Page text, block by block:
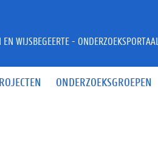
ONDERZOEKSGROEPEN
EN WIJSBEGEERTE - ONDERZOEKSPORTAAL